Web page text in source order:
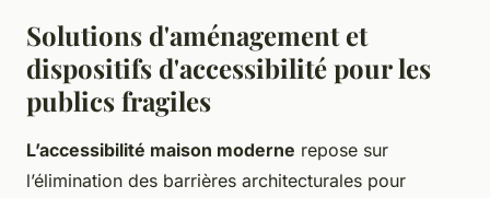
Solutions d'aménagement et
dispositifs d'accessibilité pour les
publics fragiles
L’accessibilité maison moderne repose sur
l’élimination des barrières architecturales pour